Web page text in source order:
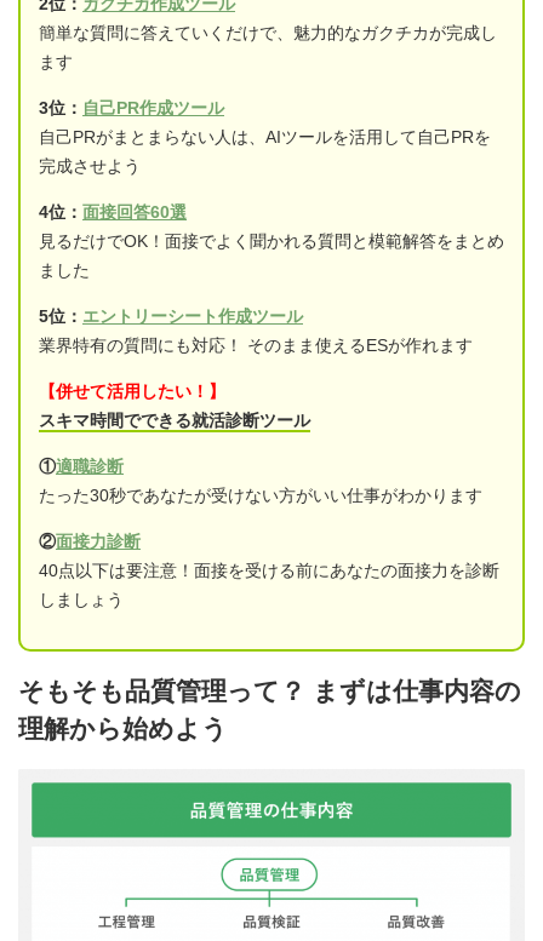
簡単な質問に答えていくだけで、魅力的なガクチカが完成し
ます
3位： 自己PR作成ツール
自己PRがまとまらない人は、AIツールを活用して自己PRを
完成させよう
4位： 面接回答60選
見るだけでOK！面接でよく聞かれる質問と模範解答をまとめ
ました
5位： エントリーシート作成ツール
業界特有の質問にも対応！ そのまま使えるESが作れます
【併せて活用したい！】
スキマ時間でできる就活診断ツール
①適職診断
たった30秒であなたが受けない方がいい仕事がわかります
②面接力診断
40点以下は要注意！面接を受ける前にあなたの面接力を診断
しましょう
そもそも品質管理って？ まずは仕事内容の
理解から始めよう